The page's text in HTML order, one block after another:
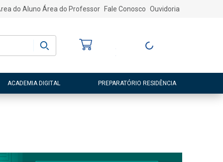
do Aluno Área do Professor Fale Conosco Ouvidoria
Entre ou Cadastre-
ACADEMIA DIGITAL PREPARATÓRIO RESIDÊNCIA